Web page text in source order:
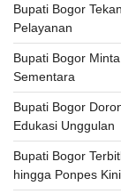
Bupati Bogor
Pelayanan
Bupati Bogor
Sementara
Bupati Bogor
Edukasi Unggulan
Bupati Bogor
hingga Ponpes